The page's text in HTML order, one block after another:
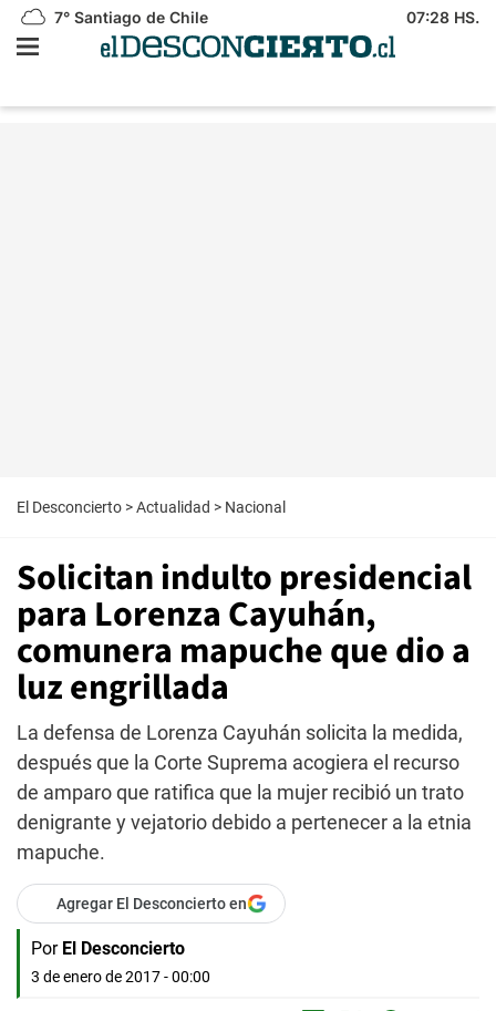
7° Santiago de Chile 07:28 HS.
El Desconcierto >Actualidad > Nacional
Solicitan indulto presidencial
para Lorenza Cayuhán,
comunera mapuche que dio a
luz engrillada
La defensa de Lorenza Cayuhán solicita la medida,
después que la Corte Suprema acogiera el recurso
de amparo que ratifica que la mujer recibió un trato
denigrante y vejatorio debido a pertenecer a la etnia
mapuche.
Agregar El Desconcierto en
Por El Desconcierto
3 de enero de 2017 - 00:00